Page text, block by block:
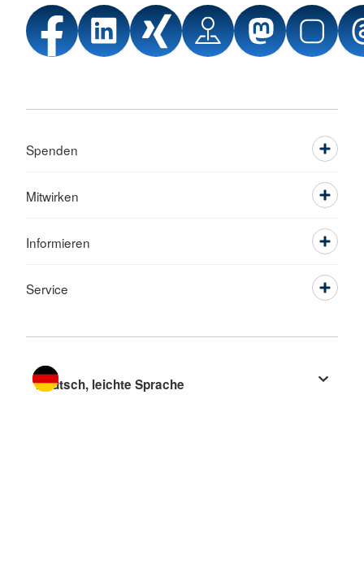
Spenden
Mitwirken
Informieren
Service
Sprache wechseln zu